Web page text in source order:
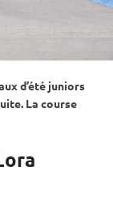
d’été juniors
. La course